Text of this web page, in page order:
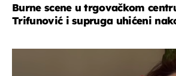
Burne scene u trgovačkom
Trifunović i supruga uhićeni